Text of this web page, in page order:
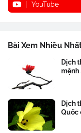
YouTube
Bài Xem Nhiều
Dịch
mệnh
Dịch
Quốc